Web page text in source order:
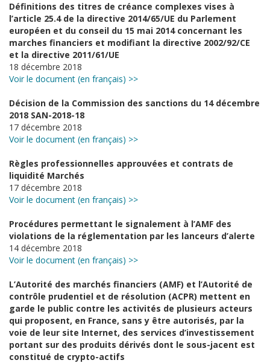
Définitions des titres de créance complexes vises à
l’article 25.4 de la directive 2014/65/UE du Parlement
européen et du conseil du 15 mai 2014 concernant les
marches financiers et modifiant la directive 2002/92/CE
et la directive 2011/61/UE
18 décembre 2018
Voir le document (en français) >>
Décision de la Commission des sanctions du 14 décembre
2018 SAN-2018-18
17 décembre 2018
Voir le document (en français) >>
Règles professionnelles approuvées et contrats de
liquidité Marchés
17 décembre 2018
Voir le document (en français) >>
Procédures permettant le signalement à l’AMF des
violations de la réglementation par les lanceurs d’alerte
14 décembre 2018
Voir le document (en français) >>
L’Autorité des marchés financiers (AMF) et l’Autorité de
contrôle prudentiel et de résolution (ACPR) mettent en
garde le public contre les activités de plusieurs acteurs
qui proposent, en France, sans y être autorisés, par la
voie de leur site Internet, des services d’investissement
portant sur des produits dérivés dont le sous-jacent est
constitué de crypto-actifs